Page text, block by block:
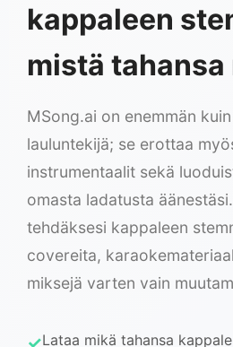
kappaleen
mistä
MSong.ai on enemmän
lauluntekijä; se erottaa
instrumentaalit sekä
omasta ladatusta
tehdäksesi kappaleen
covereita,
miksejä varten vain
Lataa mikä tahansa